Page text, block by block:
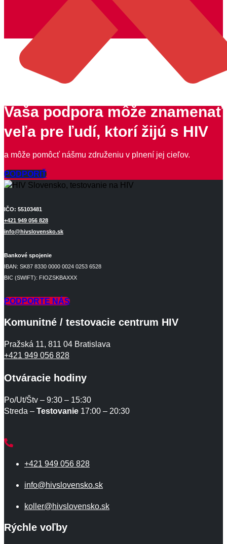
Vaša podpora môže znamenať
veľa pre ľudí, ktorí žijú s HIV
a môže pomôcť nášmu združeniu v plnení jej cieľov.
PODPORIŤ
IČO: 55103481
+421 949 056 828
info@hivslovensko.sk
Bankové spojenie
IBAN: SK87 8330 0000 0024 0253 6528
BIC (SWIFT): FIOZSKBAXXX
PODPORTE NÁS
Komunitné / testovacie centrum HIV
Pražská 11, 811 04 Bratislava
+421 949 056 828
Otváracie hodiny
Po/Ut/Štv – 9:30 – 15:30
Streda – Testovanie 17:00 – 20:30
+421 949 056 828
info@hivslovensko.sk
koller@hivslovensko.sk
Rýchle voľby